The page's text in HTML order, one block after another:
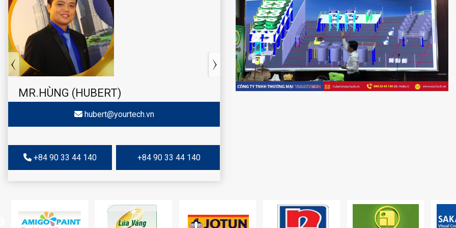
MR.HÙNG (HUBERT)
hubert@yourtech.vn
+84 90 33 44 140 +84 90 33 44 140